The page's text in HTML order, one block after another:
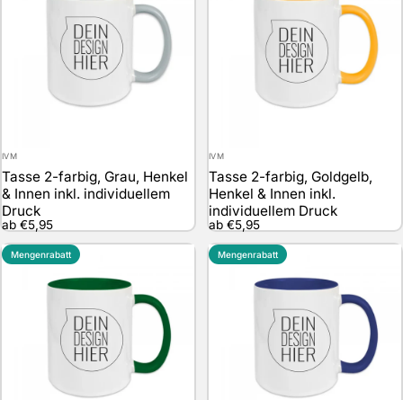
Anbieter:
IVM
Tasse 2-farbig, Grau, Henkel
& Innen inkl. individuellem
Druck
ab €5,95
Anbieter:
IVM
Tasse 2-farbig, Goldgelb,
Henkel & Innen inkl.
individuellem Druck
ab €5,95
Mengenrabatt Mengenrabatt